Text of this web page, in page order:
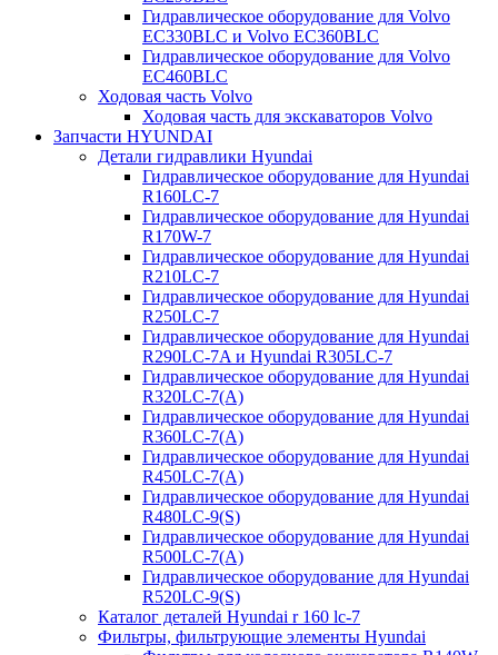
Гидравлическое оборудование для Volvo
EC330BLC и Volvo EC360BLC
Гидравлическое оборудование для Volvo
EC460BLC
Ходовая часть Volvo
Ходовая часть для экскаваторов Volvo
Запчасти HYUNDAI
Детали гидравлики Hyundai
Гидравлическое оборудование для Hyundai
R160LC-7
Гидравлическое оборудование для Hyundai
R170W-7
Гидравлическое оборудование для Hyundai
R210LC-7
Гидравлическое оборудование для Hyundai
R250LC-7
Гидравлическое оборудование для Hyundai
R290LC-7A и Hyundai R305LC-7
Гидравлическое оборудование для Hyundai
R320LC-7(A)
Гидравлическое оборудование для Hyundai
R360LC-7(A)
Гидравлическое оборудование для Hyundai
R450LC-7(A)
Гидравлическое оборудование для Hyundai
R480LC-9(S)
Гидравлическое оборудование для Hyundai
R500LC-7(A)
Гидравлическое оборудование для Hyundai
R520LC-9(S)
Каталог деталей Hyundai r 160 lc-7
Фильтры, фильтрующие элементы Hyundai